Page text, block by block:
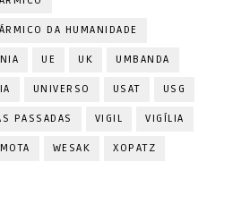
DA HUMANIDADE
UE UK UMBANDA
UNIVERSO USAT USG
PASSADAS VIGIL VIGÍLIA
WESAK XOPATZ